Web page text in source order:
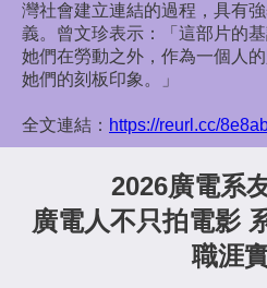
灣社會建立連結的過程，具有
義。曾文珍表示：「這部片的
她們在勞動之外，作為一個人
她們的刻板印象。」
全文連結： https://reurl.cc/
2026廣電系
廣電人不只拍電影
職涯